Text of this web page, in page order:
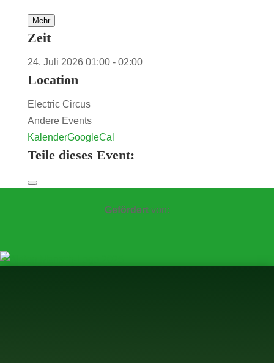
Mehr
Zeit
24. Juli 2026 01:00- 02:00
Location
Electric Circus
Andere Events
KalenderGoogleCal
Teile dieses Event:
Gefördert von: